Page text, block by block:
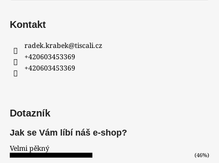
Kontakt
radek.krabek@tiscali.cz
+420603453369
+420603453369
Dotazník
Jak se Vám líbí náš e-shop?
Velmi pěkný
(46%)